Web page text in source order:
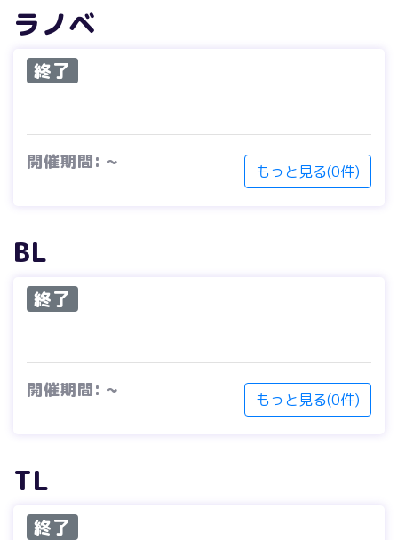
ラノベ
終了
開催期間: ~ もっと見る(0件)
BL
終了
開催期間: ~ もっと見る(0件)
TL
終了